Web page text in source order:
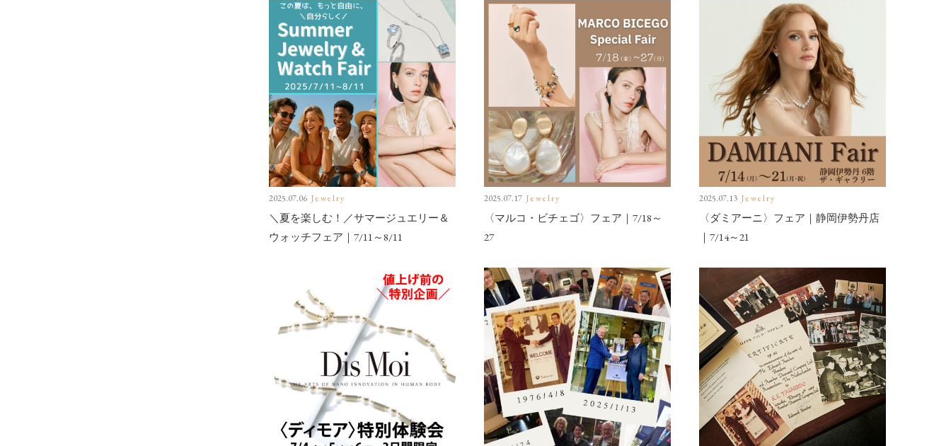
2025.07.06 Jewelry
＼夏を楽しむ！／サマージュエリー＆
ウォッチフェア｜7/11～8/11
2025.07.17 Jewelry
〈マルコ・ビチェゴ〉フェア｜7/18～
27
2025.07.13 Jewelry
〈ダミアーニ〉フェア｜静岡伊勢丹店
｜7/14～21